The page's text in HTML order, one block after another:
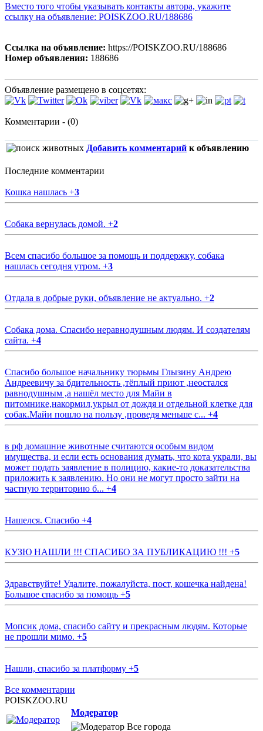
Вместо того чтобы указывать контакты автора, укажите
ссылку на объявление: POISKZOO.RU/188686
Ссылка на объявление: https://POISKZOO.RU/188686
Номер объявления: 188686
Объявление размещено в соцсетях:
Комментарии - (0)
Добавить комментарий к объявлению
Последние комментарии
Кошка нашлась +3
Собака вернулась домой. +2
Всем спасибо большое за помощь и поддержку, собака
нашлась сегодня утром. +3
Отдала в добрые руки, объявление не актуально. +2
Собака дома. Спасибо неравнодушным людям. И создателям
сайта. +4
Спасибо большое начальнику тюрьмы Глызину Андрею
Андреевичу за бдительность ,тёплый приют ,неостался
равнодушным ,а нашёл место для Майи в
питомнике,накормил,укрыл от дождя и отдельной клетке для
собак.Майи пошло на пользу ,проведя меньше с... +4
в рф домашние животные считаются особым видом
имущества, и если есть основания думать, что кота украли, вы
может подать заявление в полицию, какие-то доказательства
приложить к заявлению. Но они не могут просто зайти на
частную территорию б... +4
Нашелся. Спасибо +4
КУЗЮ НАШЛИ !!! СПАСИБО ЗА ПУБЛИКАЦИЮ !!! +5
Здравствуйте! Удалите, пожалуйста, пост, кошечка найдена!
Большое спасибо за помощь +5
Мопсик дома, спасибо сайту и прекрасным людям. Которые
не прошли мимо. +5
Нашли, спасибо за платформу +5
Все комментарии
POISKZOO.RU
Модератор
Все города